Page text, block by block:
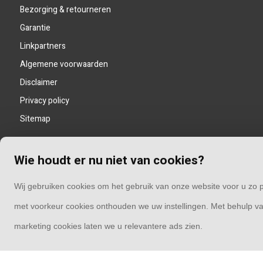
Bezorging & retourneren
Garantie
Linkpartners
Algemene voorwaarden
Disclaimer
Privacy policy
Sitemap
Wie houdt er nu niet van cookies?
Wij gebruiken cookies om het gebruik van onze website voor u
met voorkeur cookies onthouden we uw instellingen. Met behulp
marketing cookies laten we u relevantere ads zien.